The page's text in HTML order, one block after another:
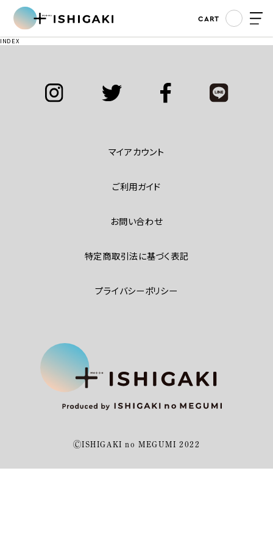
CART
INDEX
マイアカウント
ご利用ガイド
お問い合わせ
特定商取引法に基づく表記
プライバシーポリシー
ⒸISHIGAKI no MEGUMI 2022